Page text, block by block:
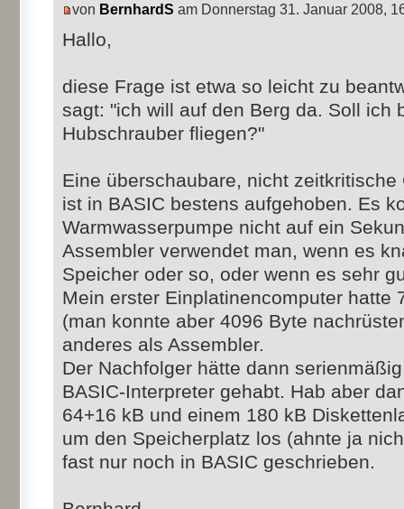
von BernhardS am Donnerstag 31. Januar 2008,
Hallo,
diese Frage ist etwa so leicht zu
sagt: "ich will auf den Berg da. Soll ich
Hubschrauber fliegen?"
Eine überschaubare, nicht
ist in BASIC bestens aufgehoben. Es
Warmwasserpumpe nicht auf ein
Assembler verwendet man, wenn es
Speicher oder so, oder wenn es sehr
Mein erster Einplatinencomputer hatte
(man konnte aber 4096 Byte
anderes als Assembler.
Der Nachfolger hätte dann
BASIC-Interpreter gehabt. Hab aber
64+16 kB und einem 180 kB
um den Speicherplatz los (ahnte ja
fast nur noch in BASIC geschrieben.